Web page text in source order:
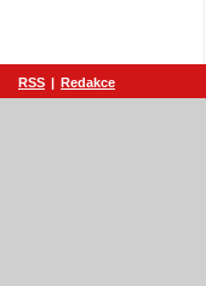
RSS | Redakce